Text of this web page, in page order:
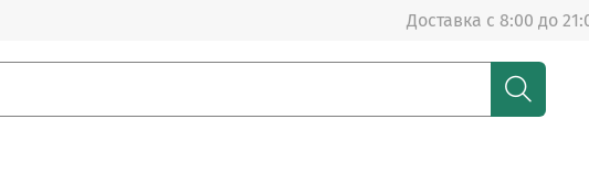
Доставка с 8:00 до